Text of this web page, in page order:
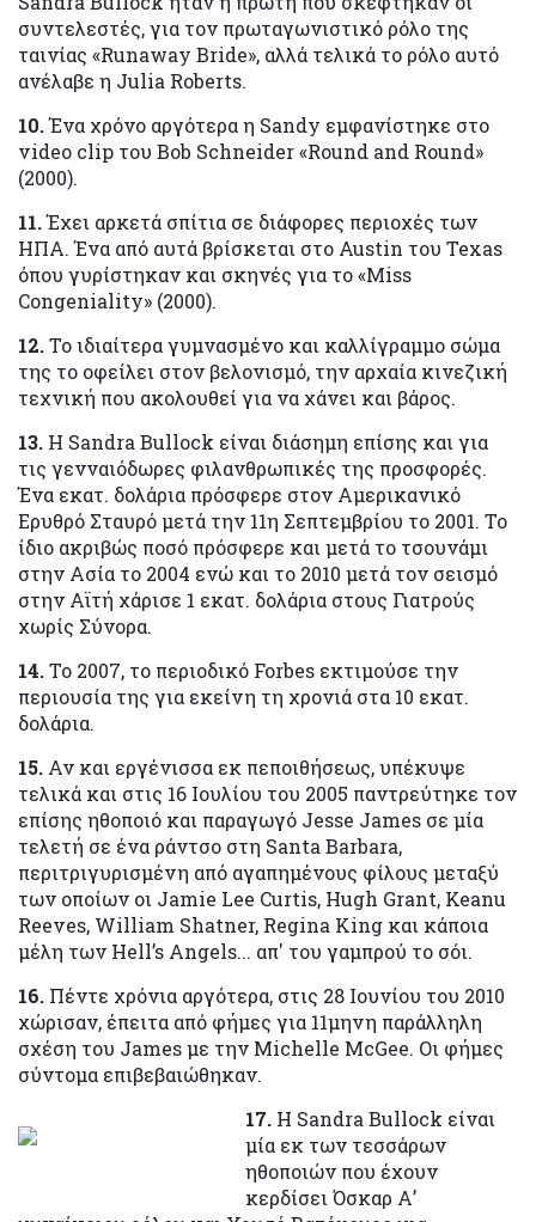
συντελεστές, για τον πρωταγωνιστικό ρόλο της
ταινίας «Runaway Bride», αλλά τελικά το ρόλο αυτό
ανέλαβε η Julia Roberts.
10.Ένα χρόνο αργότερα η Sandy εμφανίστηκε στο
video clip του Bob Schneider «Round and Round»
(2000).
11.Έχει αρκετά σπίτια σε διάφορες περιοχές των
ΗΠΑ. Ένα από αυτά βρίσκεται στο Austin του Texas
όπου γυρίστηκαν και σκηνές για το «Miss
Congeniality» (2000).
12.Το ιδιαίτερα γυμνασμένο και καλλίγραμμο σώμα
της το οφείλει στον βελονισμό, την αρχαία κινεζική
τεχνική που ακολουθεί για να χάνει και βάρος.
13. Η Sandra Bullock είναι διάσημη επίσης και για
τις γενναιόδωρες φιλανθρωπικές της προσφορές.
Ένα εκατ. δολάρια πρόσφερε στον Αμερικανικό
Ερυθρό Σταυρό μετά την 11η Σεπτεμβρίου το 2001. Το
ίδιο ακριβώς ποσό πρόσφερε και μετά το τσουνάμι
στην Ασία το 2004 ενώ και το 2010 μετά τον σεισμό
στην Αϊτή χάρισε 1 εκατ. δολάρια στους Γιατρούς
χωρίς Σύνορα.
14.Το 2007, το περιοδικό Forbes εκτιμούσε την
περιουσία της για εκείνη τη χρονιά στα 10 εκατ.
δολάρια.
15. Αν και εργένισσα εκ πεποιθήσεως, υπέκυψε
τελικά και στις 16 Ιουλίου του 2005 παντρεύτηκε τον
επίσης ηθοποιό και παραγωγό Jesse James σε μία
τελετή σε ένα ράντσο στη Santa Barbara,
περιτριγυρισμένη από αγαπημένους φίλους μεταξύ
των οποίων οι Jamie Lee Curtis, Hugh Grant, Keanu
Reeves, William Shatner, Regina King και κάποια
μέλη των Hell’s Angels... απ' του γαμπρού το σόι.
16. Πέντε χρόνια αργότερα, στις 28 Ιουνίου του 2010
χώρισαν, έπειτα από φήμες για 11μηνη παράλληλη
σχέση του James με την Michelle McGee. Οι φήμες
σύντομα επιβεβαιώθηκαν.
17. Η Sandra Bullock είναι
μία εκ των τεσσάρων
ηθοποιών που έχουν
κερδίσει Όσκαρ Α’